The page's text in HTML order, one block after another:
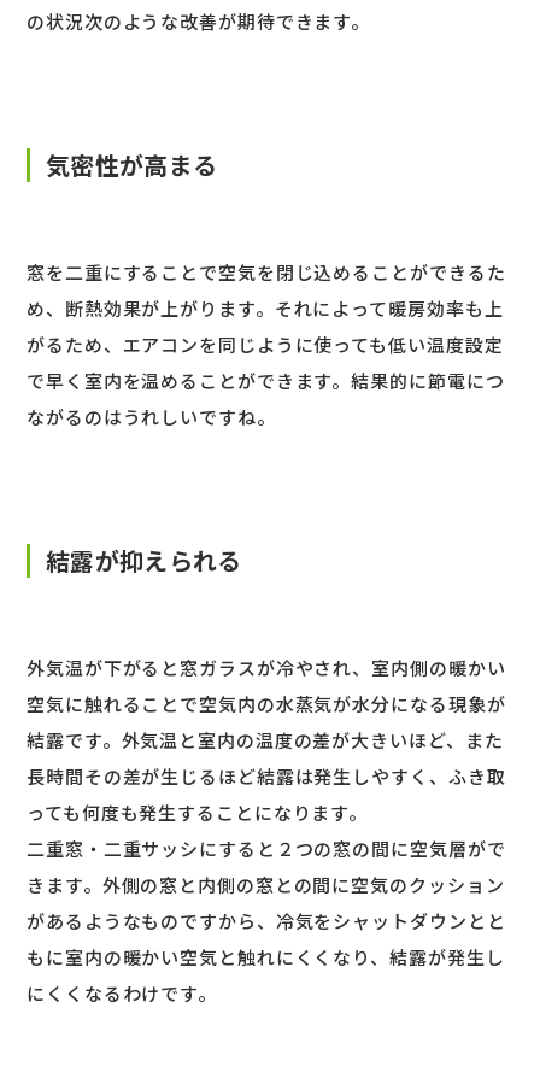
の状況次のような改善が期待できます。
気密性が高まる
窓を二重にすることで空気を閉じ込めることができるた
め、断熱効果が上がります。それによって暖房効率も上
がるため、エアコンを同じように使っても低い温度設定
で早く室内を温めることができます。結果的に節電につ
ながるのはうれしいですね。
結露が抑えられる
外気温が下がると窓ガラスが冷やされ、室内側の暖かい
空気に触れることで空気内の水蒸気が水分になる現象が
結露です。外気温と室内の温度の差が大きいほど、また
長時間その差が生じるほど結露は発生しやすく、ふき取
っても何度も発生することになります。
二重窓・二重サッシにすると２つの窓の間に空気層がで
きます。外側の窓と内側の窓との間に空気のクッション
があるようなものですから、冷気をシャットダウンとと
もに室内の暖かい空気と触れにくくなり、結露が発生し
にくくなるわけです。